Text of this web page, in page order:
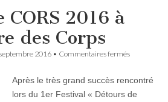
CORS 2016 à
des Corps
2016 • Commentaires ferméssur
CORS
2016
Après le très grand succès rencontré
lors du 1er Festival « Détours de